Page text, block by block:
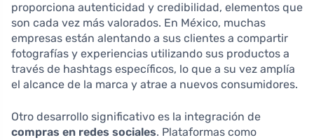
proporciona autenticidad y credibilidad, elementos que
son cada vez más valorados. En México, muchas
empresas están alentando a sus clientes a compartir
fotografías y experiencias utilizando sus productos a
través de hashtags específicos, lo que a su vez amplía
el alcance de la marca y atrae a nuevos consumidores.
Otro desarrollo significativo es la integración de
compras en redes sociales. Plataformas como